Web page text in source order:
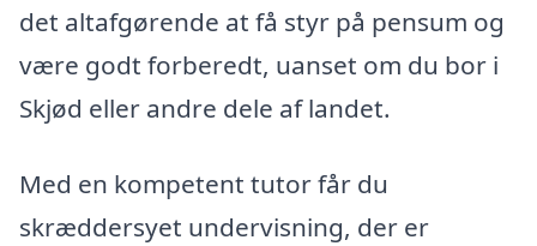
det altafgørende at få styr på pensum og
være godt forberedt, uanset om du bor i
Skjød eller andre dele af landet.
Med en kompetent tutor får du
skræddersyet undervisning, der er